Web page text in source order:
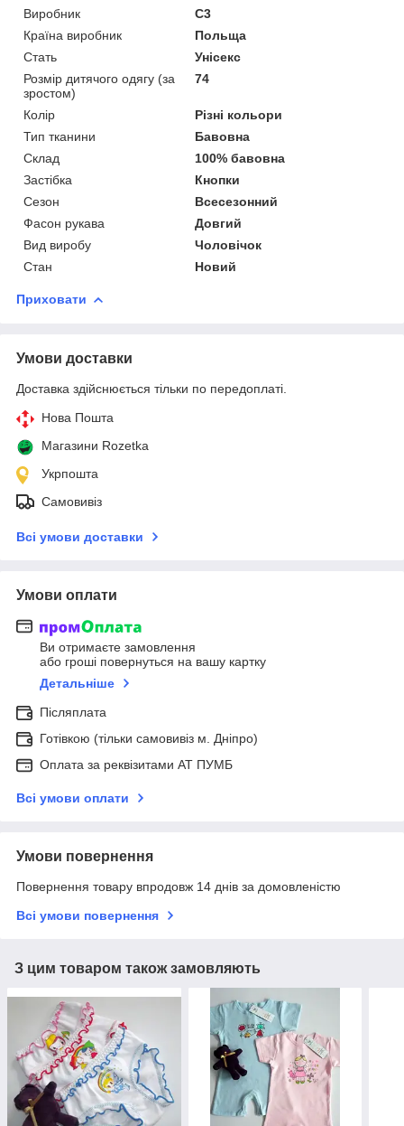
Виробник
C3
Країна виробник
Польща
Стать
Унісекс
Розмір дитячого одягу (за
зростом)
74
Колір
Різні кольори
Тип тканини
Бавовна
Склад
100% бавовна
Застібка
Кнопки
Сезон
Всесезонний
Фасон рукава
Довгий
Вид виробу
Чоловічок
Стан
Новий
Приховати
Умови доставки
Доставка здійснюється тільки по передоплаті.
Нова Пошта
Магазини Rozetka
Укрпошта
Самовивіз
Всі умови доставки
Умови оплати
Ви отримаєте замовлення
або гроші повернуться на вашу картку
Детальніше
Післяплата
Готівкою (тільки самовивіз м. Дніпро)
Оплата за реквізитами АТ ПУМБ
Всі умови оплати
Умови повернення
Повернення товару впродовж 14 днів за домовленістю
Всі умови повернення
З цим товаром також замовляють